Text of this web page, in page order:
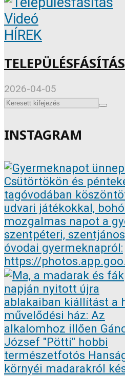
Videó
HÍREK
TELEPÜLÉSFÁSÍTÁS
2026-04-05
INSTAGRAM